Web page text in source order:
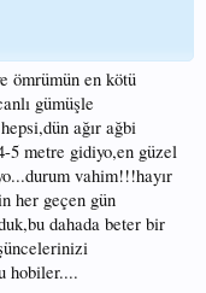
ömrümün en kötü
gümüşle
ağır ağbi
5 metre gidiyo,en güzel
vahim!!!hayır
her geçen gün
dahada beter bir
hobiler....